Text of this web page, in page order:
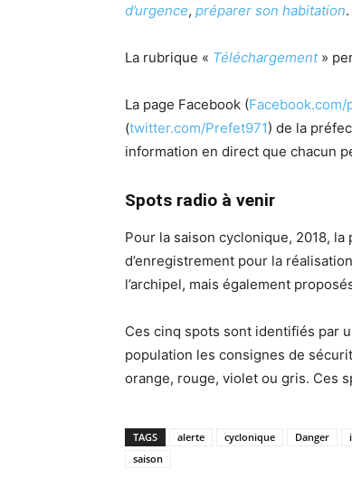
d’urgence, préparer son habitation.
La rubrique « Téléchargement »
La page Facebook (
(twitter.com/Prefet971) de la
information en direct que chacun
Spots radio à venir
Pour la saison cyclonique, 2018,
d’enregistrement pour la
l’archipel, mais également
Ces cinq spots sont identifiés par
population les consignes de
orange, rouge, violet ou gris. Ces
TAGS alerte cyclonique Danger
saison